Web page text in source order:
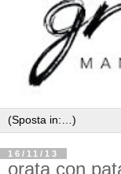
16/11/13
orata con